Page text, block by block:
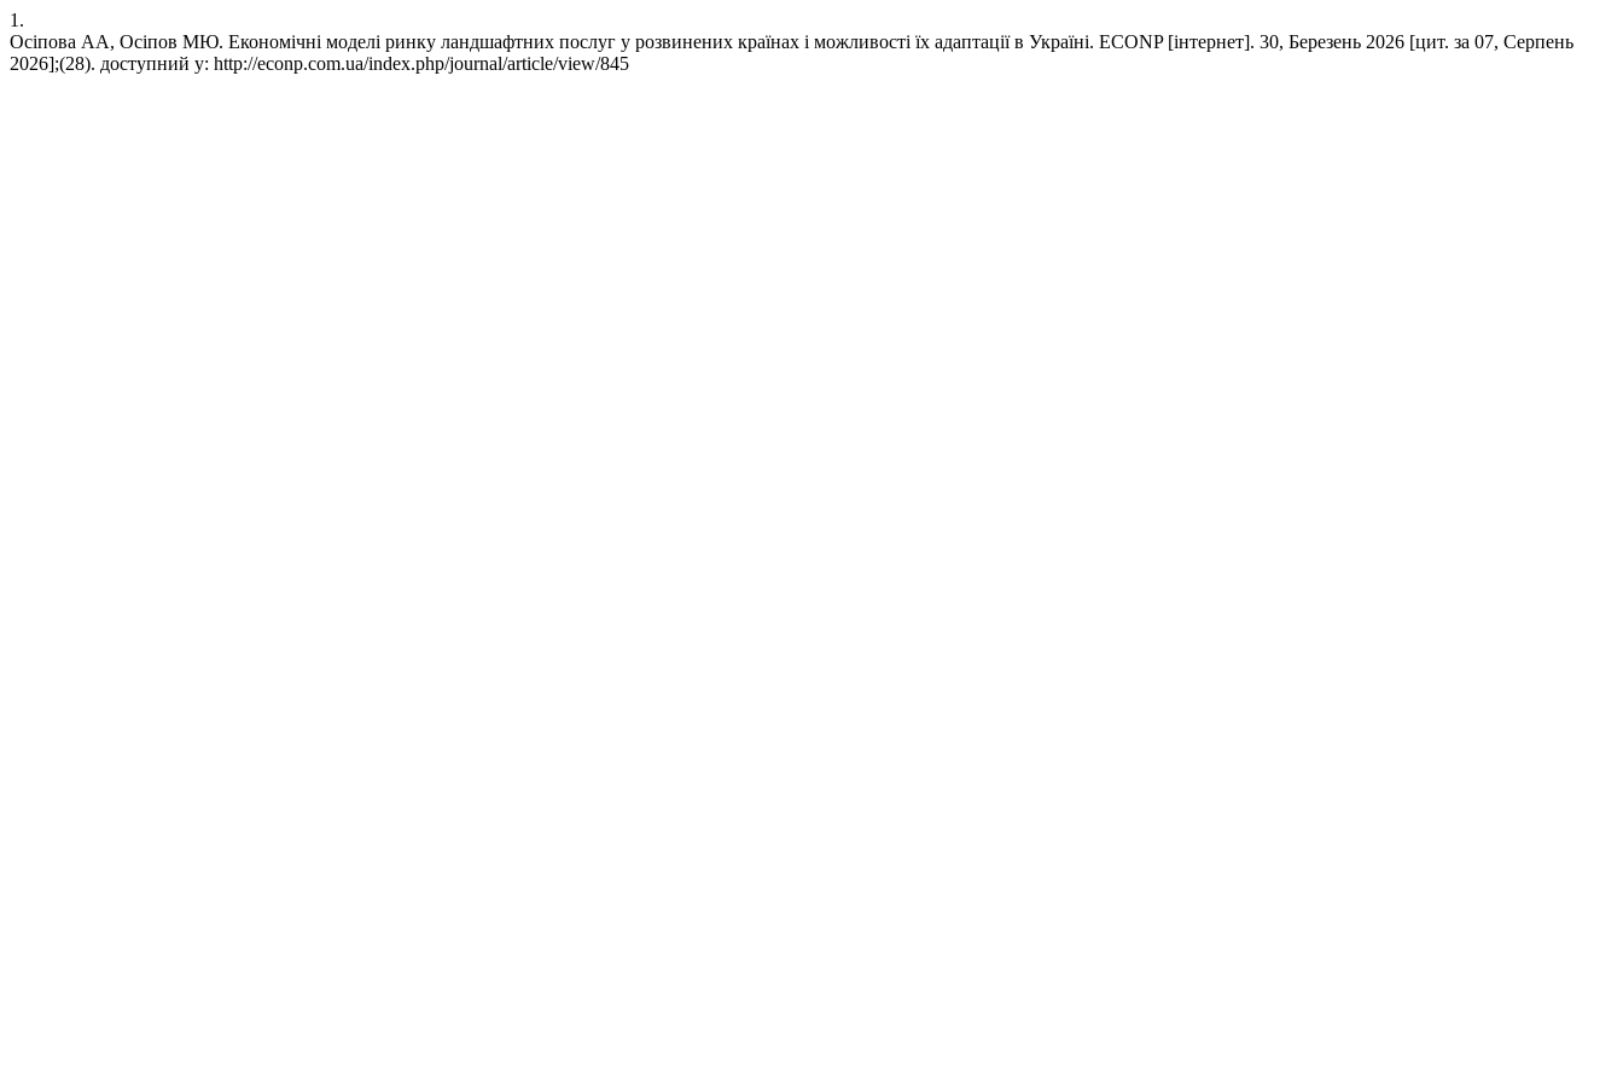
1.
Осіпова АА, Осіпов МЮ. Економічні моделі ринку ландшафтних послуг у розвинених країнах і можливості їх адаптації в Україні. ECONP [інтернет]. 30, Березень 2026 [цит. за 07, Серпень
2026];(28). доступний у: http://econp.com.ua/index.php/journal/article/view/845